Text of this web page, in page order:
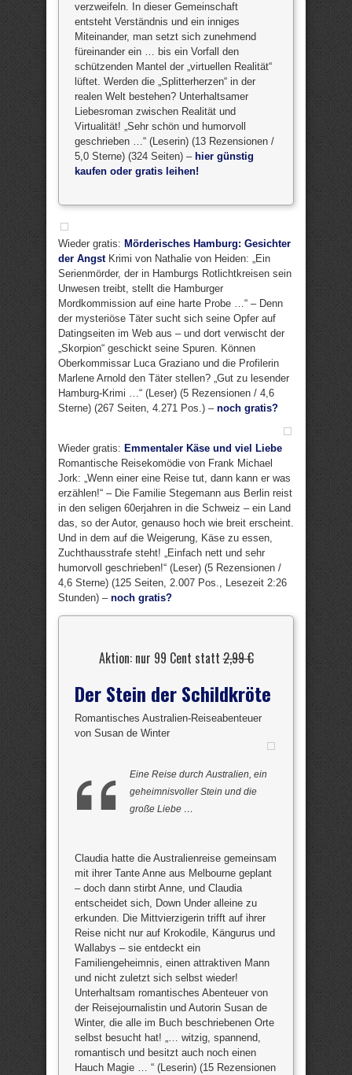
verzweifeln. In dieser Gemeinschaft
entsteht Verständnis und ein inniges
Miteinander, man setzt sich zunehmend
füreinander ein … bis ein Vorfall den
schützenden Mantel der „virtuellen Realität“
lüftet. Werden die „Splitterherzen“ in der
realen Welt bestehen? Unterhaltsamer
Liebesroman zwischen Realität und
Virtualität! „Sehr schön und humorvoll
geschrieben …“ (Leserin) (13 Rezensionen /
5,0 Sterne) (324 Seiten) – hier günstig
kaufen oder gratis leihen!
Wieder gratis: Mörderisches Hamburg: Gesichter
der AngstKrimi von Nathalie von Heiden: „Ein
Serienmörder, der in Hamburgs Rotlichtkreisen sein
Unwesen treibt, stellt die Hamburger
Mordkommission auf eine harte Probe …“ – Denn
der mysteriöse Täter sucht sich seine Opfer auf
Datingseiten im Web aus – und dort verwischt der
„Skorpion“ geschickt seine Spuren. Können
Oberkommissar Luca Graziano und die Profilerin
Marlene Arnold den Täter stellen? „Gut zu lesender
Hamburg-Krimi …“ (Leser) (5 Rezensionen / 4,6
Sterne) (267 Seiten, 4.271 Pos.) – noch gratis?
Wieder gratis: Emmentaler Käse und viel Liebe
Romantische Reisekomödie von Frank Michael
Jork: „Wenn einer eine Reise tut, dann kann er was
erzählen!“ – Die Familie Stegemann aus Berlin reist
in den seligen 60erjahren in die Schweiz – ein Land
das, so der Autor, genauso hoch wie breit erscheint.
Und in dem auf die Weigerung, Käse zu essen,
Zuchthausstrafe steht! „Einfach nett und sehr
humorvoll geschrieben!“ (Leser) (5 Rezensionen /
4,6 Sterne) (125 Seiten, 2.007 Pos., Lesezeit 2:26
Stunden) – noch gratis?
Aktion: nur 99 Cent statt2,99 €
Der Stein der Schildkröte
Romantisches Australien-Reiseabenteuer
von Susan de Winter
Eine Reise durch Australien, ein
geheimnisvoller Stein und die
große Liebe …
Claudia hatte die Australienreise gemeinsam
mit ihrer Tante Anne aus Melbourne geplant
– doch dann stirbt Anne, und Claudia
entscheidet sich, Down Under alleine zu
erkunden. Die Mittvierzigerin trifft auf ihrer
Reise nicht nur auf Krokodile, Kängurus und
Wallabys – sie entdeckt ein
Familiengeheimnis, einen attraktiven Mann
und nicht zuletzt sich selbst wieder!
Unterhaltsam romantisches Abenteuer von
der Reisejournalistin und Autorin Susan de
Winter, die alle im Buch beschriebenen Orte
selbst besucht hat! „… witzig, spannend,
romantisch und besitzt auch noch einen
Hauch Magie … “ (Leserin) (15 Rezensionen